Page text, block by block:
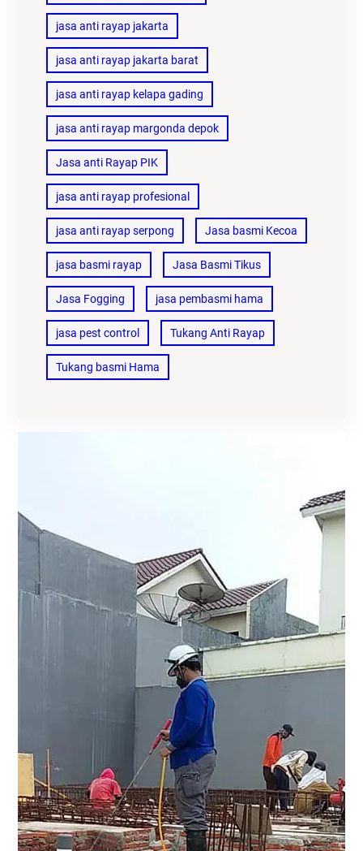
jasa anti rayap jakarta
jasa anti rayap jakarta barat
jasa anti rayap kelapa gading
jasa anti rayap margonda depok
Jasa anti Rayap PIK
jasa anti rayap profesional
jasa anti rayap serpong Jasa basmi Kecoa
jasa basmi rayap Jasa Basmi Tikus
Jasa Fogging jasa pembasmi hama
jasa pest control Tukang Anti Rayap
Tukang basmi Hama